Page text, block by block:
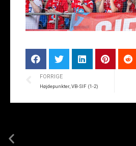
FORRIGE
Højdepunkter, VB-SIF (1-2)